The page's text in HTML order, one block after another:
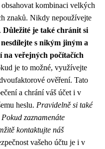
kombinaci velkých
znaků. Nikdy nepoužívejte
Důležité je také chránit si
s nikým jiným a
veřejných počítačích
je to možné, využívejte
ověření. Tato
a chrání váš účet i v
heslu. Pravidelně si také
zaznamenáte
kontaktujte náš
vašeho účtu je i v